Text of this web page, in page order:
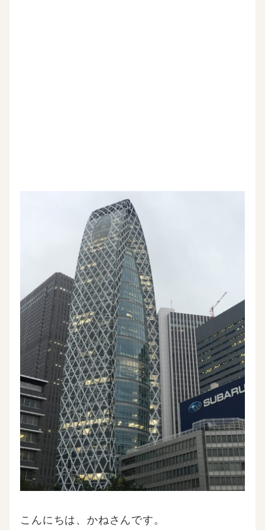
こんにちは、かねさんです。